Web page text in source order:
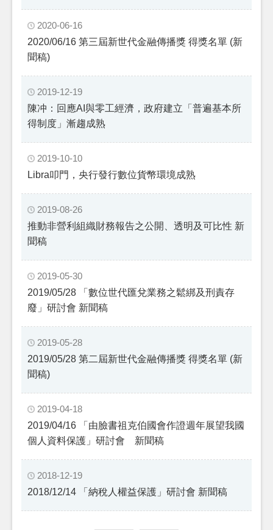
2020-06-16
2020/06/16 第三屆新世代金融傳播獎 得獎名單 (新
聞稿)
2019-12-19
陳冲：回應AI與零工經濟，政府建立「普遍基本所
得制度」漸趨成熟
2019-10-10
Libra叩門，央行發行數位貨幣環境成熟
2019-08-26
推動非營利組織財務報告之公開、透明及可比性 新
聞稿
2019-05-30
2019/05/28 「數位世代匯兌業務之鬆綁及刑責存
廢」研討會 新聞稿
2019-05-28
2019/05/28 第二屆新世代金融傳播獎 得獎名單 (新
聞稿)
2019-04-18
2019/04/16 「由臉書祖克伯國會作證週年展望我國
個人資料保護」研討會 新聞稿
2018-12-19
2018/12/14 「納稅人權益保護」研討會 新聞稿